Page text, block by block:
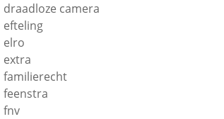
draadloze camera
efteling
elro
extra
familierecht
feenstra
fnv